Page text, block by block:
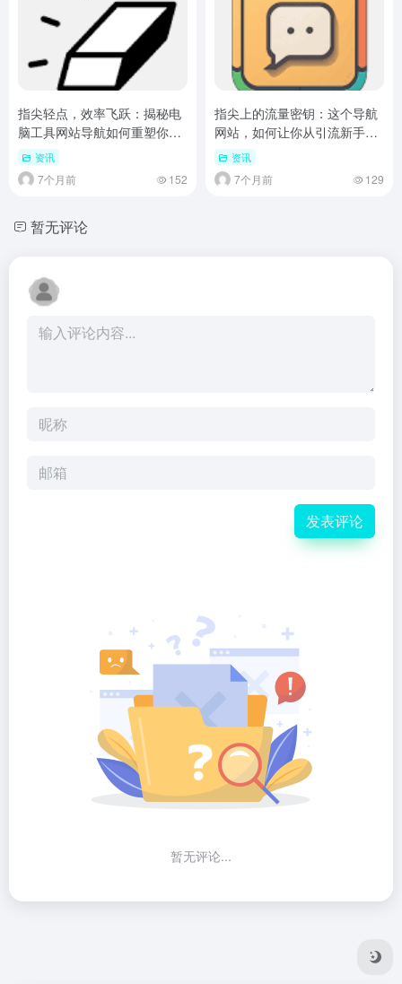
指尖轻点，效率飞跃：揭秘电
脑工具网站导航如何重塑你的
数字生活
资讯
7个月前 152
指尖上的流量密钥：这个导航
网站，如何让你从引流新手变
身高阶玩家？
资讯
7个月前 129
暂无评论
发表评论
暂无评论...